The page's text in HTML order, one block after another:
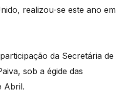
realizou-se este ano em
da Secretária de
sob a égide das
Abril.